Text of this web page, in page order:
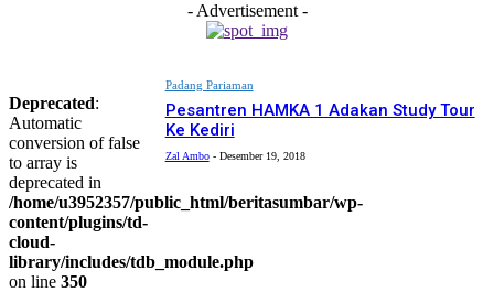
- Advertisement -
Deprecated:
Automatic
conversion of false
to array is
deprecated in
/home/u3952357/public_html/beritasumbar/wp-
content/plugins/td-
cloud-
library/includes/tdb_module.php
on line 350
Padang Pariaman
Pesantren HAMKA 1 Adakan Study Tour
Ke Kediri
Zal Ambo - Desember 19, 2018